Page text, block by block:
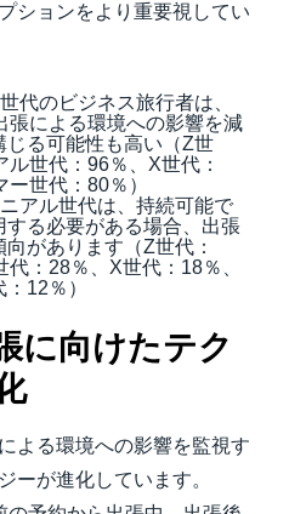
ションをより重要視してい
代のビジネス旅行者は、
張による環境への影響を減
じる可能性も高い（Z世
世代：96％、X世代：
世代：80％）
アル世代は、持続可能で
する必要がある場合、出張
があります（Z世代：
：28％、X世代：18％、
12％）
に向けたテク
よる環境への影響を監視す
ーが進化しています。